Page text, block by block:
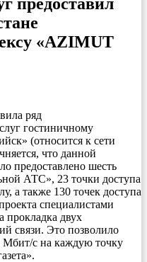
«AZIMUT
ряд
гостиничному
(относится к сети
что данной
предоставлено шесть
АТС», 23 точки доступа
а также 130 точек доступа
специалистами
прокладка двух
связи. Это позволило
Мбит/с на каждую точку